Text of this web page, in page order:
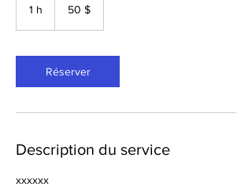
1 h 50 $
Réserver
Description du service
xxxxxx